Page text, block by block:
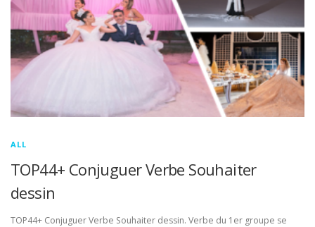
ALL
TOP44+ Conjuguer Verbe Souhaiter
dessin
TOP44+ Conjuguer Verbe Souhaiter dessin. Verbe du 1er groupe se